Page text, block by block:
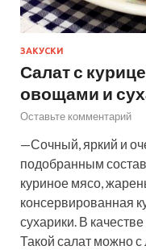
ЗАКУСКИ
Салат с
овощами и
Оставьте комментарий
—Сочный, яркий и
подобранным
куриное мясо,
консервированная
сухарики. В
Такой салат можно с